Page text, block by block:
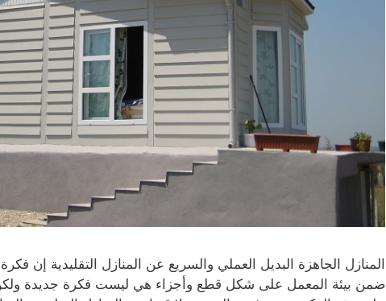
المنازل الجاهزة البديل العملي والسريع عن المنازل التقليدية إن
ضمن بيئة المعمل على شكل قطع وأجزاء هي ليست فكرة جديدة